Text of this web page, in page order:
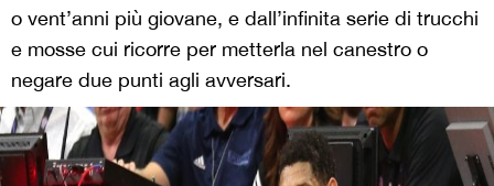
o vent’anni più giovane, e dall’infinita serie di trucchi
e mosse cui ricorre per metterla nel canestro o
negare due punti agli avversari.